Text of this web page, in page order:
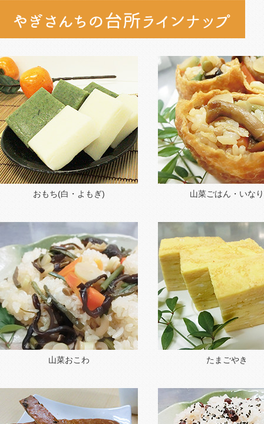
おもち(白・よもぎ) 山菜ごはん・いなり
山菜おこわ たまごやき